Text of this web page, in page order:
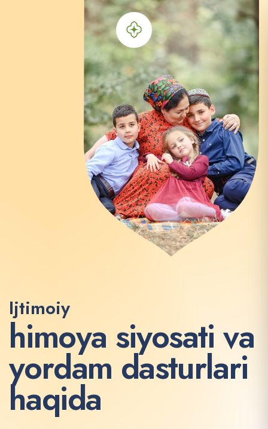
Ijtimoiy
himoya siyosati va
yordam dasturlari
haqida